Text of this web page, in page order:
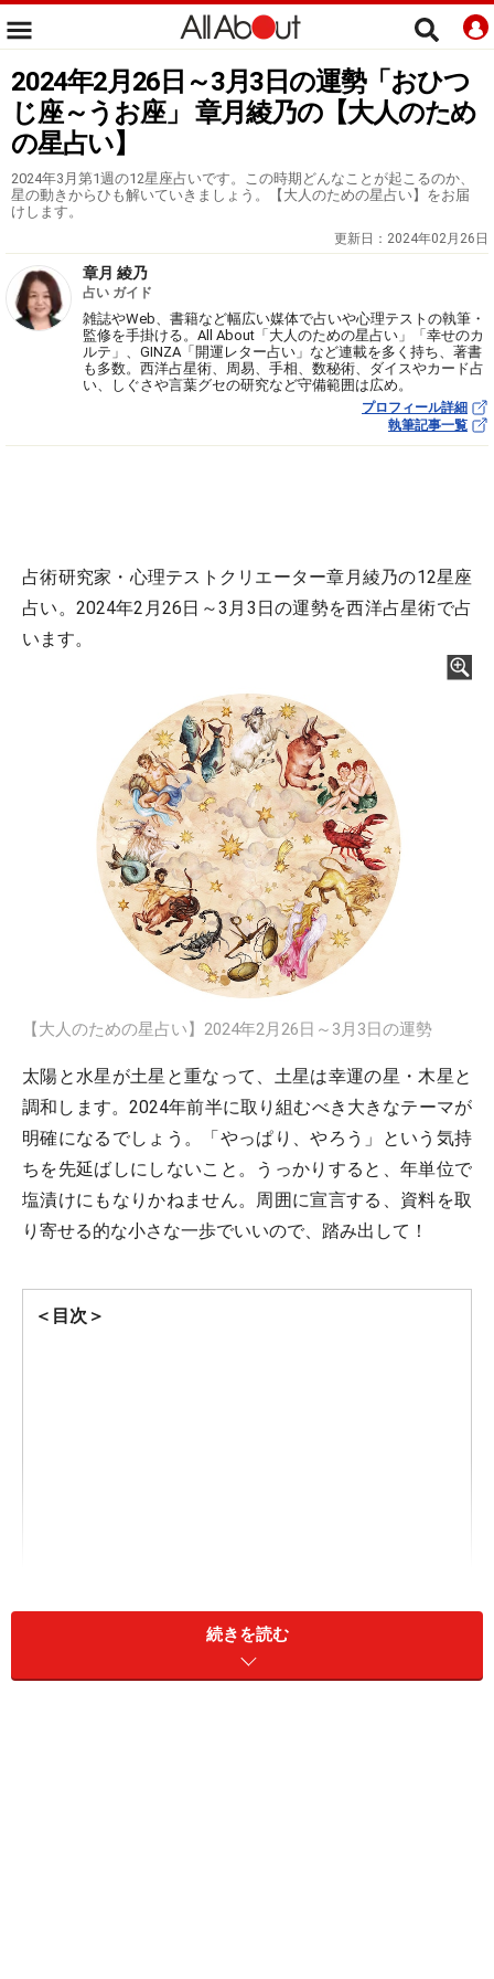
2024年2月26日～3月3日の運勢「おひつ
じ座～うお座」 章月綾乃の【大人のため
の星占い】
2024年3月第1週の12星座占いです。この時期どんなことが起こるのか、
星の動きからひも解いていきましょう。【大人のための星占い】をお届
けします。
更新日： 2024年02月26日
章月 綾乃
占い ガイド
雑誌やWeb、書籍など幅広い媒体で占いや心理テストの執筆・
監修を手掛ける。All About「大人のための星占い」「幸せのカ
ルテ」、GINZA「開運レター占い」など連載を多く持ち、著書
も多数。西洋占星術、周易、手相、数秘術、ダイスやカード占
い、しぐさや言葉グセの研究など守備範囲は広め。
プロフィール詳細
執筆記事一覧
占術研究家・心理テストクリエーター章月綾乃の12星座
占い。2024年2月26日～3月3日の運勢を西洋占星術で占
います。
【大人のための星占い】2024年2月26日～3月3日の運勢
太陽と水星が土星と重なって、土星は幸運の星・木星と
調和します。2024年前半に取り組むべき大きなテーマが
明確になるでしょう。「やっぱり、やろう」という気持
ちを先延ばしにしないこと。うっかりすると、年単位で
塩漬けにもなりかねません。周囲に宣言する、資料を取
り寄せる的な小さな一歩でいいので、踏み出して！
＜目次＞
おひつじ座／牡羊座（3月21日～4月19日生まれ）
続きを読む